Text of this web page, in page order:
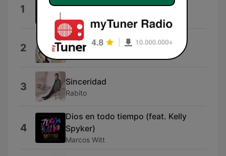
1 Como Río en Primavera
2 No Hay Imposible
Harold Guerra
3 Sinceridad
Rabito
4
Dios en todo tiempo (feat. Kelly
Spyker)
Marcos Witt